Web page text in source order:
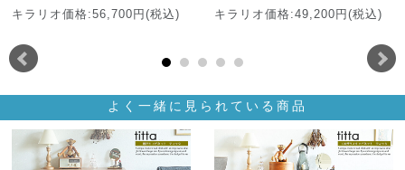
キラリオ価格:56,700円(税込) キラリオ価格:49,200円(税込)
よく一緒に見られている商品